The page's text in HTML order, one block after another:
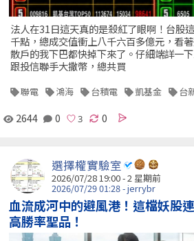
法人在31日這天真的是殺紅了眼啊！台股
千點，總成交值衝上八千六百多億元，看
散戶的我下巴都快掉下來了。仔細端詳一
跟投信聯手大撒幣，總共買
聯電 鴻海 台積電 凱基金 台
2644 0 0
選擇權實驗室
2026/07/28 19:00 - 2 星期前
2026/07/29 01:28 - jerrybr
血流成河中的避風港！這檔妖股
高勝率聖品！